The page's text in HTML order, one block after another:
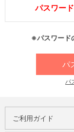
パスワー
※パスワード
パ
パ
ご利用ガイド